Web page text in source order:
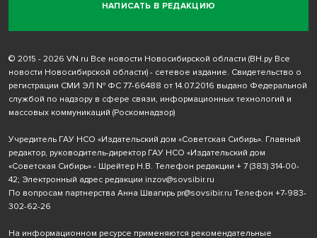
НАПИСАТЬ В РЕДАКЦИЮ
© 2015 - 2026 VN.ru Все новости Новосибирской области (ВН.ру Все
новости Новосибирской области) - сетевое издание. Свидетельство о
регистрации СМИ ЭЛ № ФС 77-66488 от 14.07.2016 выдано Федеральной
службой по надзору в сфере связи, информационных технологий и
массовых коммуникаций (Роскомнадзор)
Учредитель ГАУ НСО «Издательский дом «Советская Сибирь». Главный
редактор, руководитель-директор ГАУ НСО «Издательский дом
«Советская Сибирь» - Шрейтер Н.В. Телефон редакции + 7 (383) 314-00-
42; Электронный адрес редакции inzov@sovsibir.ru
По вопросам партнерства Анна Швагирь pr@sovsibir.ru Телефон +7-983-
302-62-26
На информационном ресурсе применяются рекомендательные